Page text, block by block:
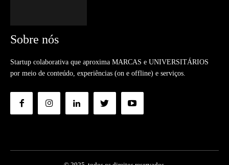
Sobre nós
Startup colaborativa que aproxima MARCAS e UNIVERSITÁRIOS
por meio de conteúdo, experiências (on e offline) e serviços.